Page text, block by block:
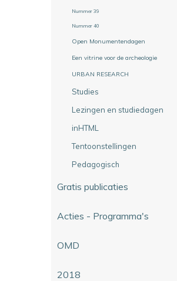
Nummer 39
Nummer 40
Open Monumentendagen
Een vitrine voor de archeologie
URBAN RESEARCH
Studies
Lezingen en studiedagen
inHTML
Tentoonstellingen
Pedagogisch
Gratis publicaties
Acties - Programma's
OMD
2018